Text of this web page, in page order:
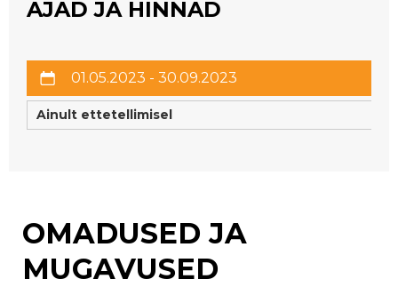
AJAD JA HINNAD
01.05.2023 - 30.09.2023
Ainult ettetellimisel
OMADUSED JA
MUGAVUSED